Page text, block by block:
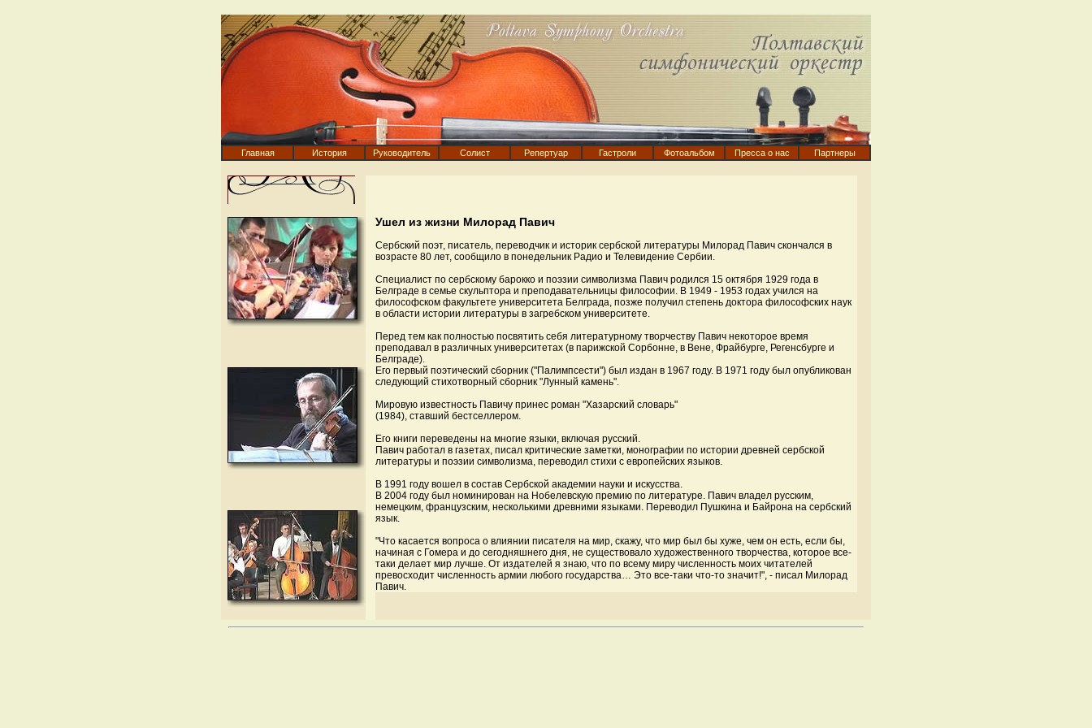
Главная История Руководитель Солист Репертуар Гастроли Фотоальбом Пресса о нас Партнеры
Ушел из жизни Милорад Павич
Сербский поэт, писатель, переводчик и историк сербской литературы Милорад Павич скончался в
возрасте 80 лет, сообщило в понедельник Радио и Телевидение Сербии.
Специалист по сербскому барокко и поэзии символизма Павич родился 15 октября 1929 года в
Белграде в семье скульптора и преподавательницы философии. В 1949 - 1953 годах учился на
философском факультете университета Белграда, позже получил степень доктора философских наук
в области истории литературы в загребском университете.
Перед тем как полностью посвятить себя литературному творчеству Павич некоторое время
преподавал в различных университетах (в парижской Сорбонне, в Вене, Фрайбурге, Регенсбурге и
Белграде).
Его первый поэтический сборник ("Палимпсести") был издан в 1967 году. В 1971 году был опубликован
следующий стихотворный сборник "Лунный камень".
Мировую известность Павичу принес роман "Хазарский словарь"
(1984), ставший бестселлером.
Его книги переведены на многие языки, включая русский.
Павич работал в газетах, писал критические заметки, монографии по истории древней сербской
литературы и поэзии символизма, переводил стихи с европейских языков.
В 1991 году вошел в состав Сербской академии науки и искусства.
В 2004 году был номинирован на Нобелевскую премию по литературе. Павич владел русским,
немецким, французским, несколькими древними языками. Переводил Пушкина и Байрона на сербский
язык.
"Что касается вопроса о влиянии писателя на мир, скажу, что мир был бы хуже, чем он есть, если бы,
начиная с Гомера и до сегодняшнего дня, не существовало художественного творчества, которое все-
таки делает мир лучше. От издателей я знаю, что по всему миру численность моих читателей
превосходит численность армии любого государства… Это все-таки что-то значит!", - писал Милорад
Павич.